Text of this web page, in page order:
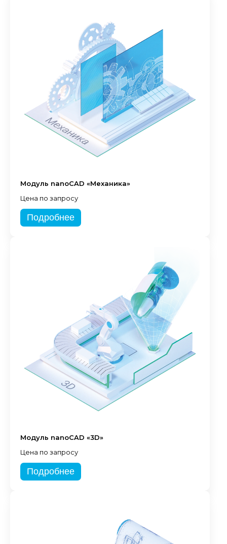
Модуль nanoCAD «Механика»
Цена по запросу
Подробнее
Модуль nanoCAD «3D»
Цена по запросу
Подробнее